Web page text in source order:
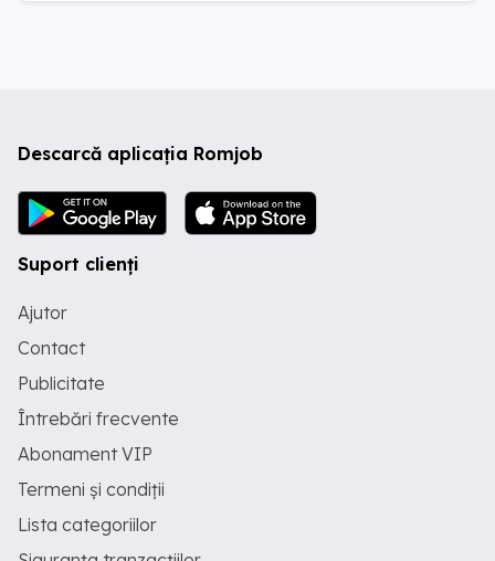
Descarcă aplicația Romjob
Suport clienți
Ajutor
Contact
Publicitate
Întrebări frecvente
Abonament VIP
Termeni și condiții
Lista categoriilor